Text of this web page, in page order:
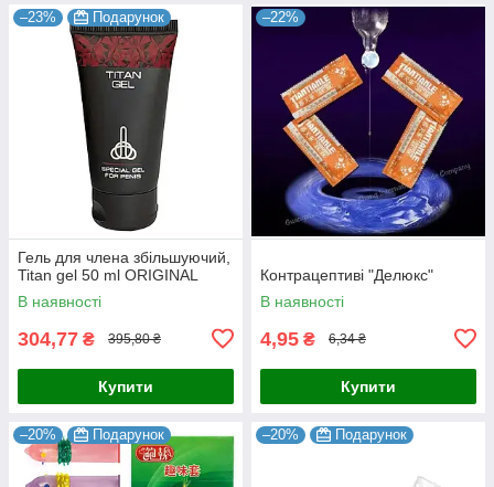
–23% Подарунок
Гель для члена збільшуючий,
Titan gel 50 ml ORIGINAL
В наявності
304,77 ₴ 395,80 ₴
Купити
–22%
Контрацептиві "Делюкс"
В наявності
4,95 ₴ 6,34 ₴
Купити
–20% Подарунок –20% Подарунок